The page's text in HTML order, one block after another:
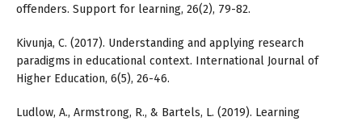
offenders. Support for learning, 26(2), 79-82.
Kivunja, C. (2017). Understanding and applying research
paradigms in educational context. International Journal of
Higher Education, 6(5), 26-46.
Ludlow, A., Armstrong, R., & Bartels, L. (2019). Learning